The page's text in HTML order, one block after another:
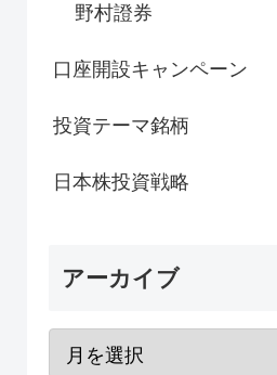
野村證券
口座開設キャンペーン
投資テーマ銘柄
日本株投資戦略
アーカイブ